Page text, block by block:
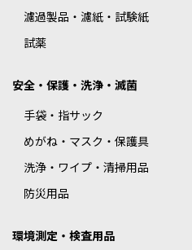
濾過製品・濾紙・試験紙
試薬
安全・保護・洗浄・滅菌
手袋・指サック
めがね・マスク・保護具
洗浄・ワイプ・清掃用品
防災用品
環境測定・検査用品